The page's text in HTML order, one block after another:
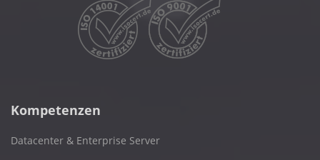
Kompetenzen
Datacenter & Enterprise Server